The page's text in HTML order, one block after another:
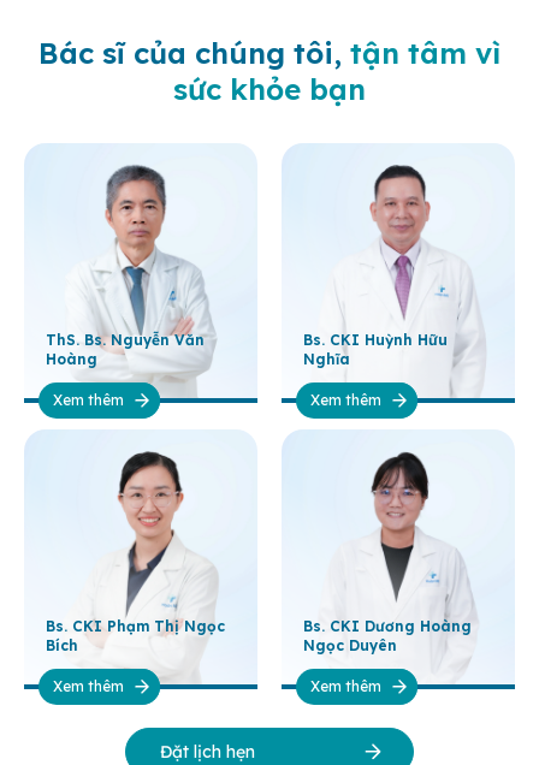
Bác sĩ của chúng tôi, tận tâm vì
sức khỏe bạn
ThS. Bs. Nguyễn Văn
Hoàng
Xem thêm
Bs. CKI Phạm Thị Ngọc
Bích
Xem thêm
Bs. CKI Huỳnh Hữu
Nghĩa
Xem thêm
Bs. CKI Dương Hoàng
Ngọc Duyên
Xem thêm
Đặt lịch hẹn